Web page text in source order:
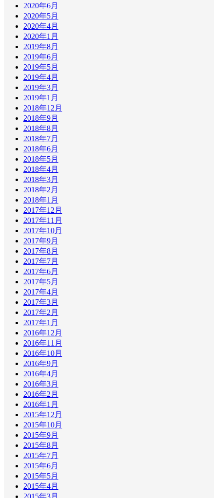
2020年6月
2020年5月
2020年4月
2020年1月
2019年8月
2019年6月
2019年5月
2019年4月
2019年3月
2019年1月
2018年12月
2018年9月
2018年8月
2018年7月
2018年6月
2018年5月
2018年4月
2018年3月
2018年2月
2018年1月
2017年12月
2017年11月
2017年10月
2017年9月
2017年8月
2017年7月
2017年6月
2017年5月
2017年4月
2017年3月
2017年2月
2017年1月
2016年12月
2016年11月
2016年10月
2016年9月
2016年4月
2016年3月
2016年2月
2016年1月
2015年12月
2015年10月
2015年9月
2015年8月
2015年7月
2015年6月
2015年5月
2015年4月
2015年3月